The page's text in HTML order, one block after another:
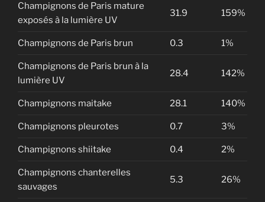
Champignons de Paris mature
exposés à la lumière UV
31.9 159%
Champignons de Paris brun 0.3 1%
Champignons de Paris brun à la
lumière UV
28.4 142%
Champignons maitake 28.1 140%
Champignons pleurotes 0.7 3%
Champignons shiitake 0.4 2%
Champignons chanterelles
sauvages
5.3 26%
Choisir les bonnes méthodes de culture et
espèces pour son environnement
Comprendre comment fonctionnent réellement
les champignons
Et bien plus encore..!